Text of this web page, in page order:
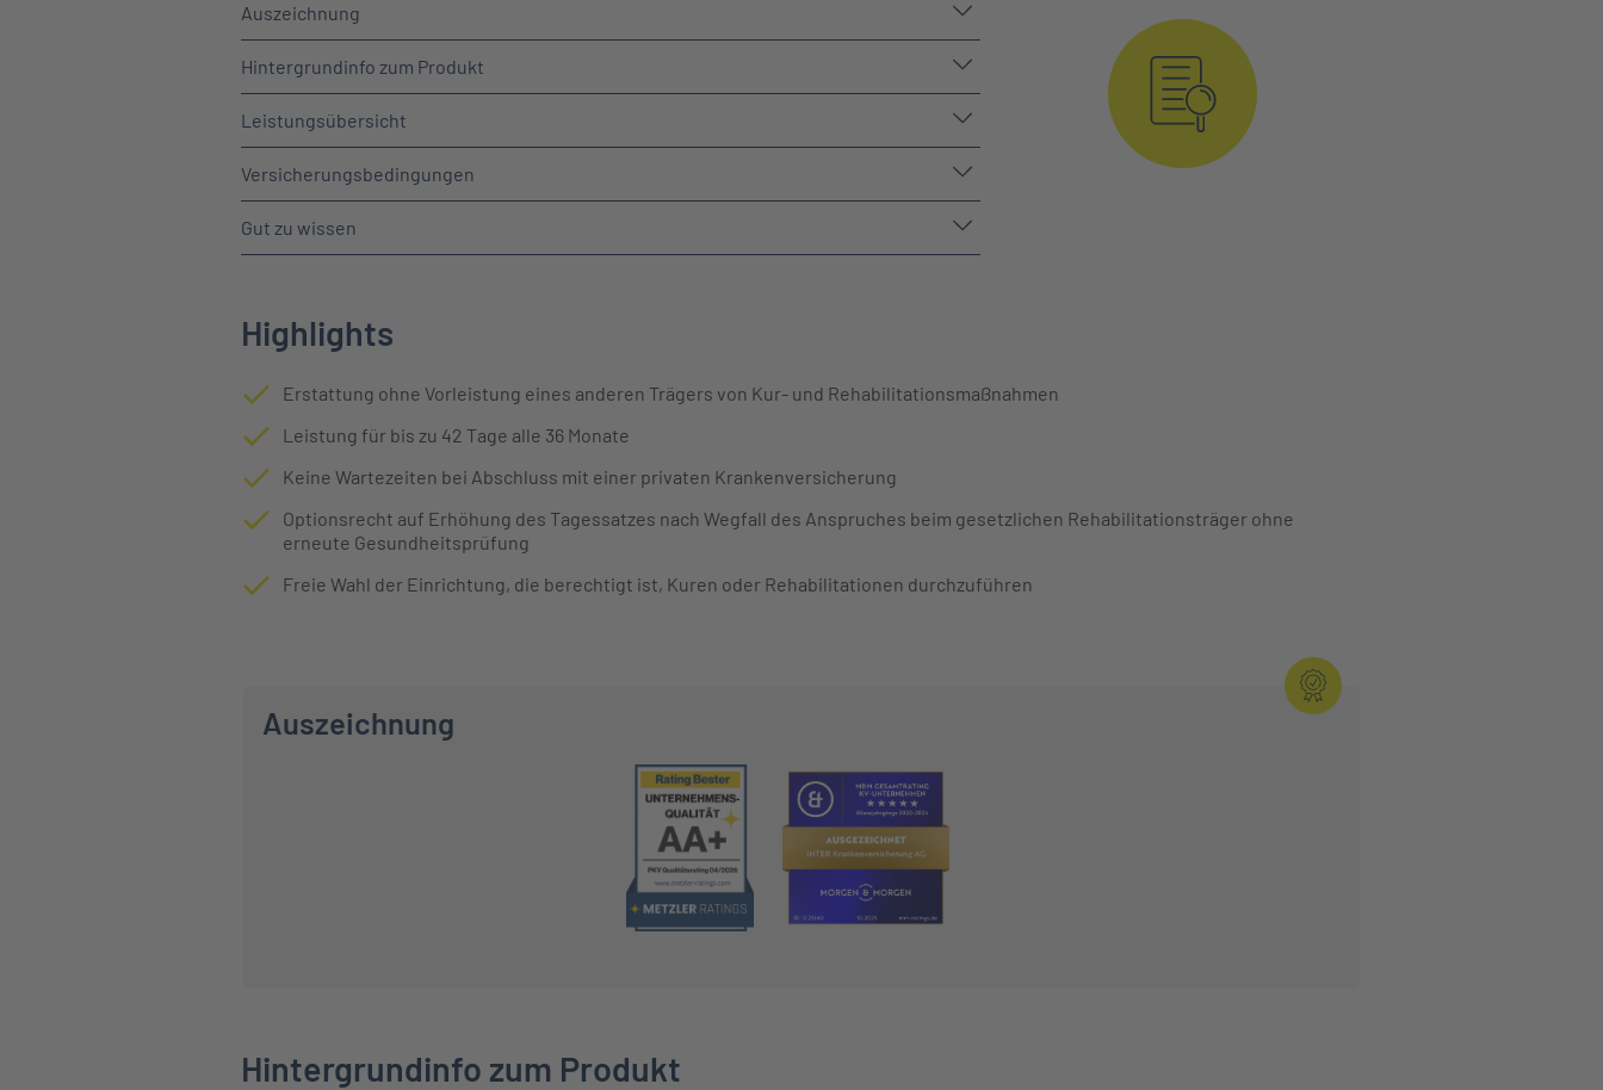
Auszeichnung
Hintergrundinfo zum Produkt
Leistungsübersicht
Versicherungsbedingungen
Gut zu wissen
Highlights
Erstattung ohne Vorleistung eines anderen Trägers von Kur- und Rehabilitationsmaßnahmen
Leistung für bis zu 42 Tage alle 36 Monate
Keine Wartezeiten bei Abschluss mit einer privaten Krankenversicherung
Optionsrecht auf Erhöhung des Tagessatzes nach Wegfall des Anspruches beim gesetzlichen Rehabilitationsträger ohne
erneute Gesundheitsprüfung
Freie Wahl der Einrichtung, die berechtigt ist, Kuren oder Rehabilitationen durchzuführen
Auszeichnung
Hintergrundinfo zum Produkt